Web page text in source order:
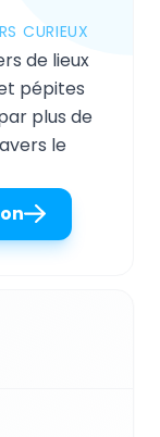
CURIEUX
de lieux
pépites
plus de
le